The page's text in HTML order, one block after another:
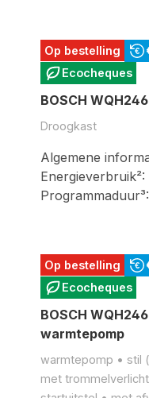
Op bestelling
Ecocheques
BOSCH
Droogkast
Algemene
Op bestelling
Ecocheques
BOSCH
warmtepomp
warmtepomp • stil
met